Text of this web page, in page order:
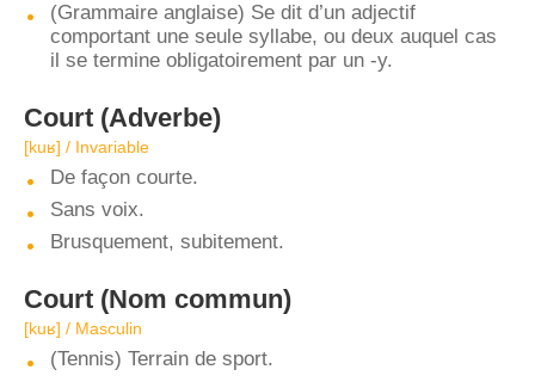
(Grammaire anglaise) Se dit d’un adjectif
comportant une seule syllabe, ou deux auquel cas
il se termine obligatoirement par un -y.
Court (Adverbe)
[kuʁ] / Invariable
De façon courte.
Sans voix.
Brusquement, subitement.
Court (Nom commun)
[kuʁ] / Masculin
(Tennis) Terrain de sport.